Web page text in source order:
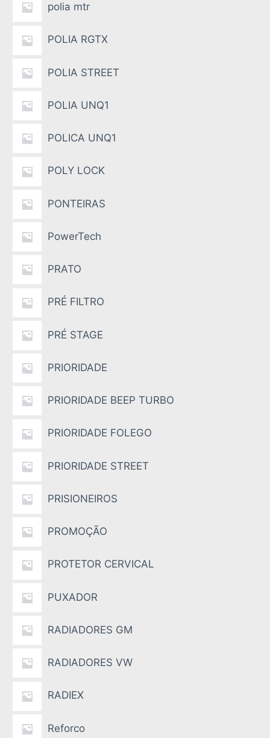
polia mtr
POLIA RGTX
POLIA STREET
POLIA UNQ1
POLICA UNQ1
POLY LOCK
PONTEIRAS
PowerTech
PRATO
PRÉ FILTRO
PRÉ STAGE
PRIORIDADE
PRIORIDADE BEEP TURBO
PRIORIDADE FOLEGO
PRIORIDADE STREET
PRISIONEIROS
PROMOÇÃO
PROTETOR CERVICAL
PUXADOR
RADIADORES GM
RADIADORES VW
RADIEX
Reforco